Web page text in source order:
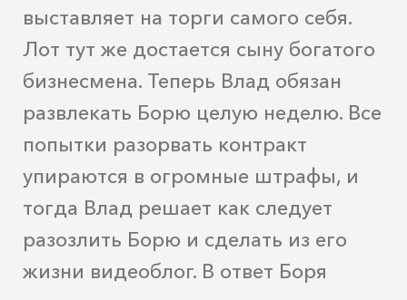
выставляет на торги самого себя.
Лот тут же достается сыну богатого
бизнесмена. Теперь Влад обязан
развлекать Борю целую неделю. Все
попытки разорвать контракт
упираются в огромные штрафы, и
тогда Влад решает как следует
разозлить Борю и сделать из его
жизни видеоблог. В ответ Боря